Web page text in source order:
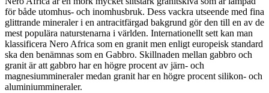
för både utomhus- och inomhusbruk. Dess vackra utseende med fina
glittrande mineraler i en antracitfärgad bakgrund gör den till en av de
mest populära naturstenarna i världen. Internationellt sett kan man
klassificera Nero Africa som en granit men enligt europeisk standard
ska den benämnas som en Gabbro. Skillnaden mellan gabbro och
granit är att gabbro har en högre procent av järn- och
magnesiummineraler medan granit har en högre procent silikon- och
aluminiummineraler.